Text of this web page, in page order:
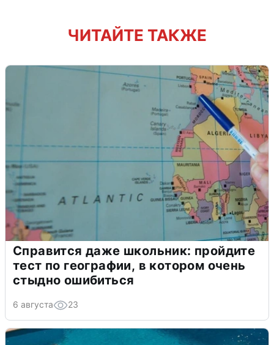
ЧИТАЙТЕ ТАКЖЕ
Справится даже школьник: пройдите
тест по географии, в котором очень
стыдно ошибиться
6 августа 23